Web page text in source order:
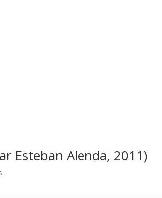
Esteban Alenda, 2011)